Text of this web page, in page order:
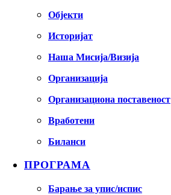
Објекти
Историјат
Наша Мисија/Визија
Организација
Организациона поставеност
Вработени
Биланси
ПРОГРАМА
Барање за упис/испис